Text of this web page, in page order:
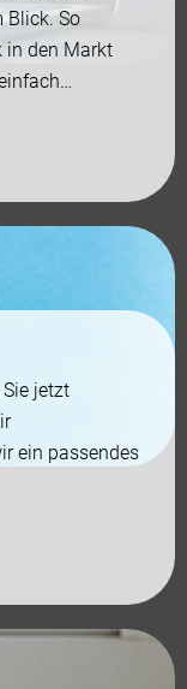
Blick. So
in den Markt
jetzt
ein passendes